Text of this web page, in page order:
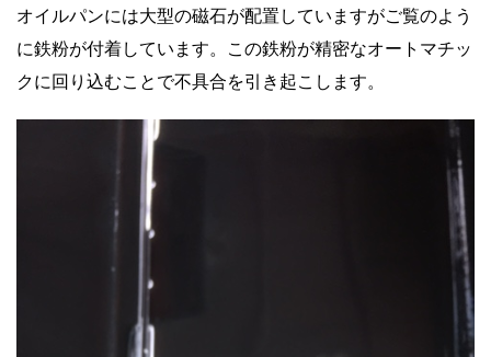
オイルパンには大型の磁石が配置していますがご覧のよう
に鉄粉が付着しています。この鉄粉が精密なオートマチッ
クに回り込むことで不具合を引き起こします。